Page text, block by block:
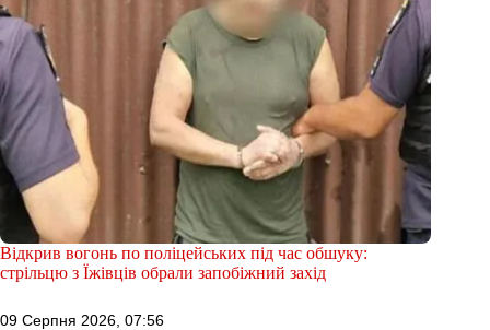
Відкрив вогонь по поліцейських під час обшуку:
стрільцю з Їжівців обрали запобіжний захід
09 Серпня 2026, 07:56